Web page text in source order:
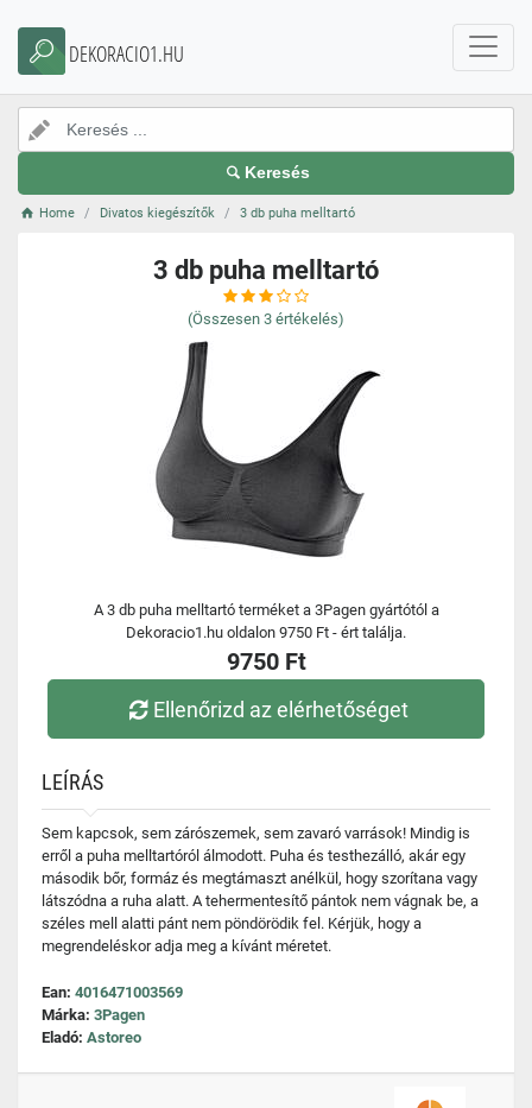
DEKORACIO1.HU
Keresés
Home Divatos kiegészítők 3 db puha melltartó
3 db puha melltartó
(Összesen 3 értékelés)
A 3 db puha melltartó terméket a 3Pagen gyártótól a
Dekoracio1.hu oldalon 9750 Ft - ért találja.
9750 Ft
Ellenőrizd az elérhetőséget
LEÍRÁS
Sem kapcsok, sem zárószemek, sem zavaró varrások! Mindig is
erről a puha melltartóról álmodott. Puha és testhezálló, akár egy
második bőr, formáz és megtámaszt anélkül, hogy szorítana vagy
látszódna a ruha alatt. A tehermentesítő pántok nem vágnak be, a
széles mell alatti pánt nem pöndörödik fel. Kérjük, hogy a
megrendeléskor adja meg a kívánt méretet.
Ean: 4016471003569
Márka: 3Pagen
Eladó: Astoreo